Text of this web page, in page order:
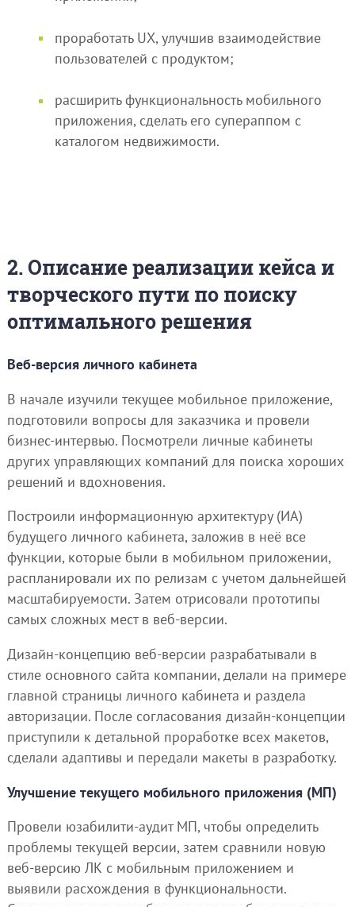
проработать UX, улучшив взаимодействие
пользователей с продуктом;
расширить функциональность мобильного
приложения, сделать его супераппом с
каталогом недвижимости.
2. Описание реализации кейса и
творческого пути по поиску
оптимального решения
Веб-версия личного кабинета
В начале изучили текущее мобильное приложение,
подготовили вопросы для заказчика и провели
бизнес-интервью. Посмотрели личные кабинеты
других управляющих компаний для поиска хороших
решений и вдохновения.
Построили информационную архитектуру (ИА)
будущего личного кабинета, заложив в неё все
функции, которые были в мобильном приложении,
распланировали их по релизам с учетом дальнейшей
масштабируемости. Затем отрисовали прототипы
самых сложных мест в веб-версии.
Дизайн-концепцию веб-версии разрабатывали в
стиле основного сайта компании, делали на примере
главной страницы личного кабинета и раздела
авторизации. После согласования дизайн-концепции
приступили к детальной проработке всех макетов,
сделали адаптивы и передали макеты в разработку.
Улучшение текущего мобильного приложения (МП)
Провели юзабилити-аудит МП, чтобы определить
проблемы текущей версии, затем сравнили новую
веб-версию ЛК с мобильным приложением и
выявили расхождения в функциональности.